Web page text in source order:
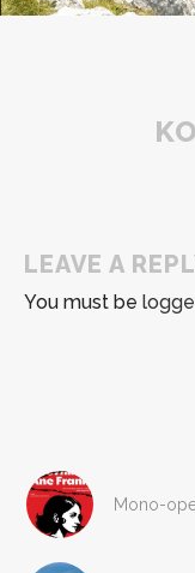
LEAVE A
You must be
Mono-